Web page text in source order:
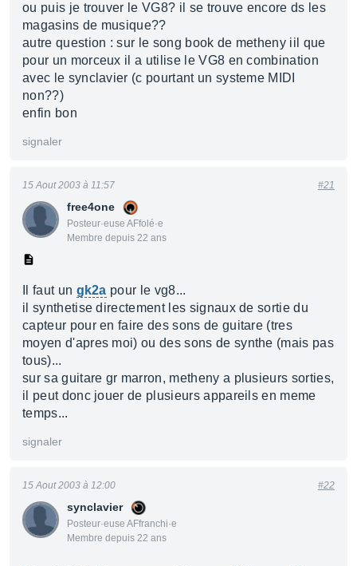
ou puis je trouver le VG8? il se trouve encore ds les
magasins de musique??
autre question : sur le song book de metheny iil que
pour un morceux il a utilise le VG8 en combination
avec le synclavier (c pourtant un systeme MIDI
non??)
enfin bon
signaler
free4one
Posteur·euse AFfolé·e
Membre depuis 22 ans
15 Aout 2003 à 11:57 #21
Il faut un gk2a pour le vg8...
il synthetise directement les signaux de sortie du
capteur pour en faire des sons de guitare (tres
moyen d'apres moi) ou des sons de synthe (mais pas
tous)...
sur sa guitare gr marron, metheny a plusieurs sorties,
il peut donc jouer de plusieurs appareils en meme
temps...
signaler
synclavier
Posteur·euse AFfranchi·e
Membre depuis 22 ans
15 Aout 2003 à 12:00 #22